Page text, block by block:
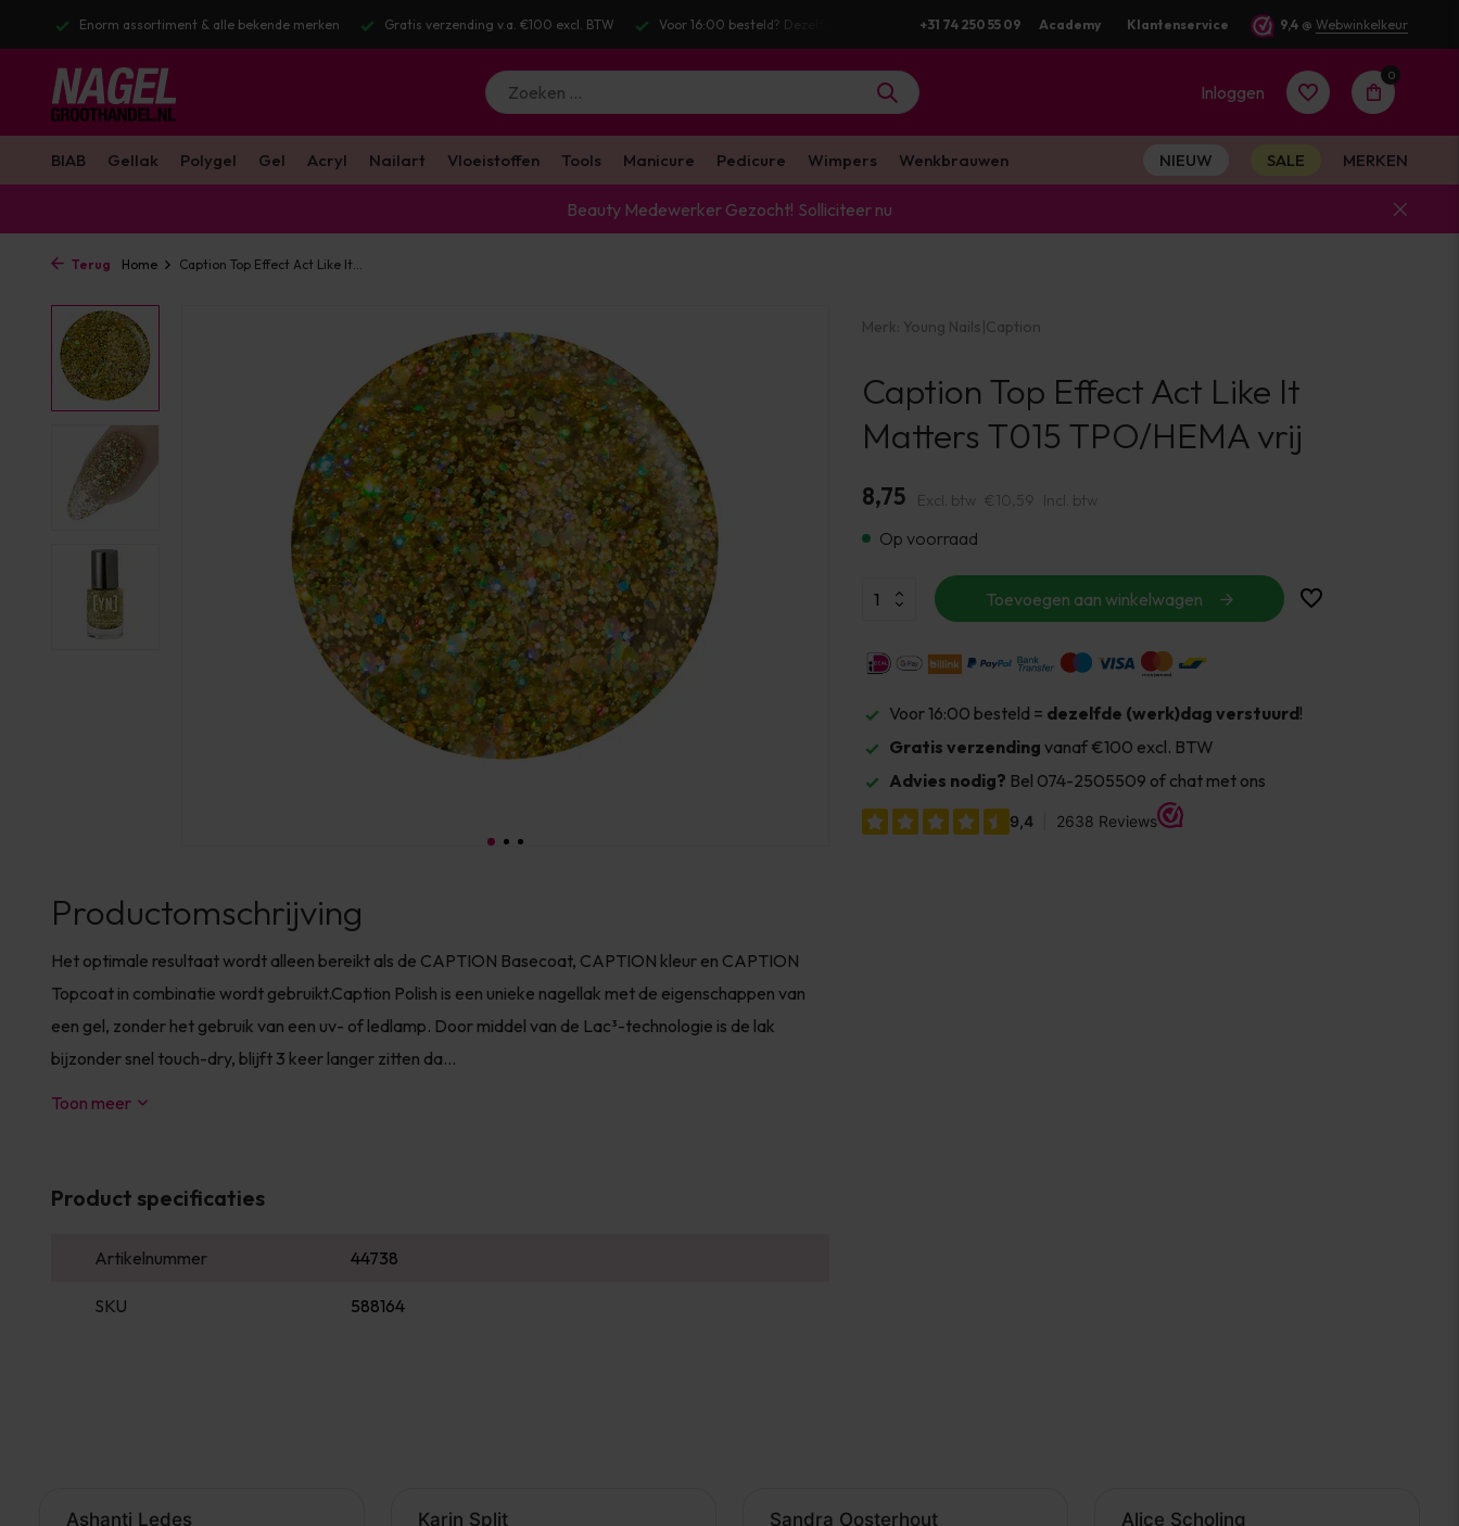
Enorm assortiment & alle bekende merken Gratis verzending v.a. €100 excl. BTW Voor 16:00 besteld? Dezelfde werkdag verstuurd+31 74 250 55 09 Academy Klantenservice 9,4 @ Webwinkelkeur
Inloggen
Account
aanmaken
0
BIAB Gellak Polygel Gel Acryl Nailart Vloeistoffen Tools Manicure Pedicure Wimpers Wenkbrauwen NIEUW SALE MERKEN
Beauty Medewerker Gezocht! Solliciteer nu
Terug Home Caption Top Effect Act Like It...
Productomschrijving
Het optimale resultaat wordt alleen bereikt als de CAPTION Basecoat, CAPTION kleur en CAPTION
Topcoat in combinatie wordt gebruikt.Caption Polish is een unieke nagellak met de eigenschappen van
een gel, zonder het gebruik van een uv- of ledlamp. Door middel van de Lac³-technologie is de lak
bijzonder snel touch-dry, blijft 3 keer langer zitten da...
Toon meer
Product specificaties
Artikelnummer 44738
SKU 588164
Merk: Young Nails|Caption
Caption Top Effect Act Like It
Matters T015 TPO/HEMA vrij
8,75 Excl. btw €10,59 Incl. btw
Op voorraad
Toevoegen aan winkelwagen
Voor 16:00 besteld = dezelfde (werk)dag verstuurd!
Gratis verzending vanaf €100 excl. BTW
Advies nodig? Bel 074-2505509 of chat met ons